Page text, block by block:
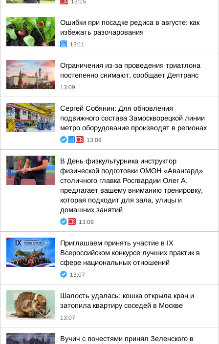
13:15
Ошибки при посадке редиса в августе: как
избежать разочарования
13:11
Ограничения из-за проведения триатлона
постепенно снимают, сообщает Дептранс
13:09
Сергей Собянин: Для обновления
подвижного состава Замоскворецкой линии
метро оборудование производят в регионах
13:09
В День физкультурника инструктор
физической подготовки ОМОН «Авангард»
столичного главка Росгвардии Олег А.
предлагает вашему вниманию тренировку,
которая подходит для зала, улицы и
домашних занятий
13:09
Приглашаем принять участие в IХ
Всероссийском конкурсе лучших практик в
сфере национальных отношений
13:07
Шалость удалась: кошка открыла кран и
затопила квартиру соседей в Москве
13:07
Вучич с почестями принял Зеленского в